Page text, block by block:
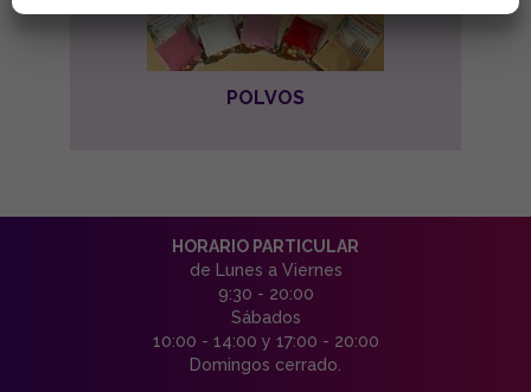
POLVOS
HORARIO PARTICULAR
de Lunes a Viernes
9:30 - 20:00
Sábados
10:00 - 14:00 y 17:00 - 20:00
Domingos cerrado.